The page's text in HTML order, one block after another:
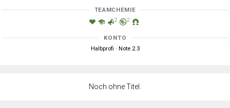
TEAMCHEMIE
2 2
KONTO
Halbprofi · Note 2.3
Noch ohne Titel.